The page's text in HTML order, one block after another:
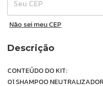
Não sei meu CEP
Descrição
CONTEÚDO DO KIT:
01 SHAMPOO